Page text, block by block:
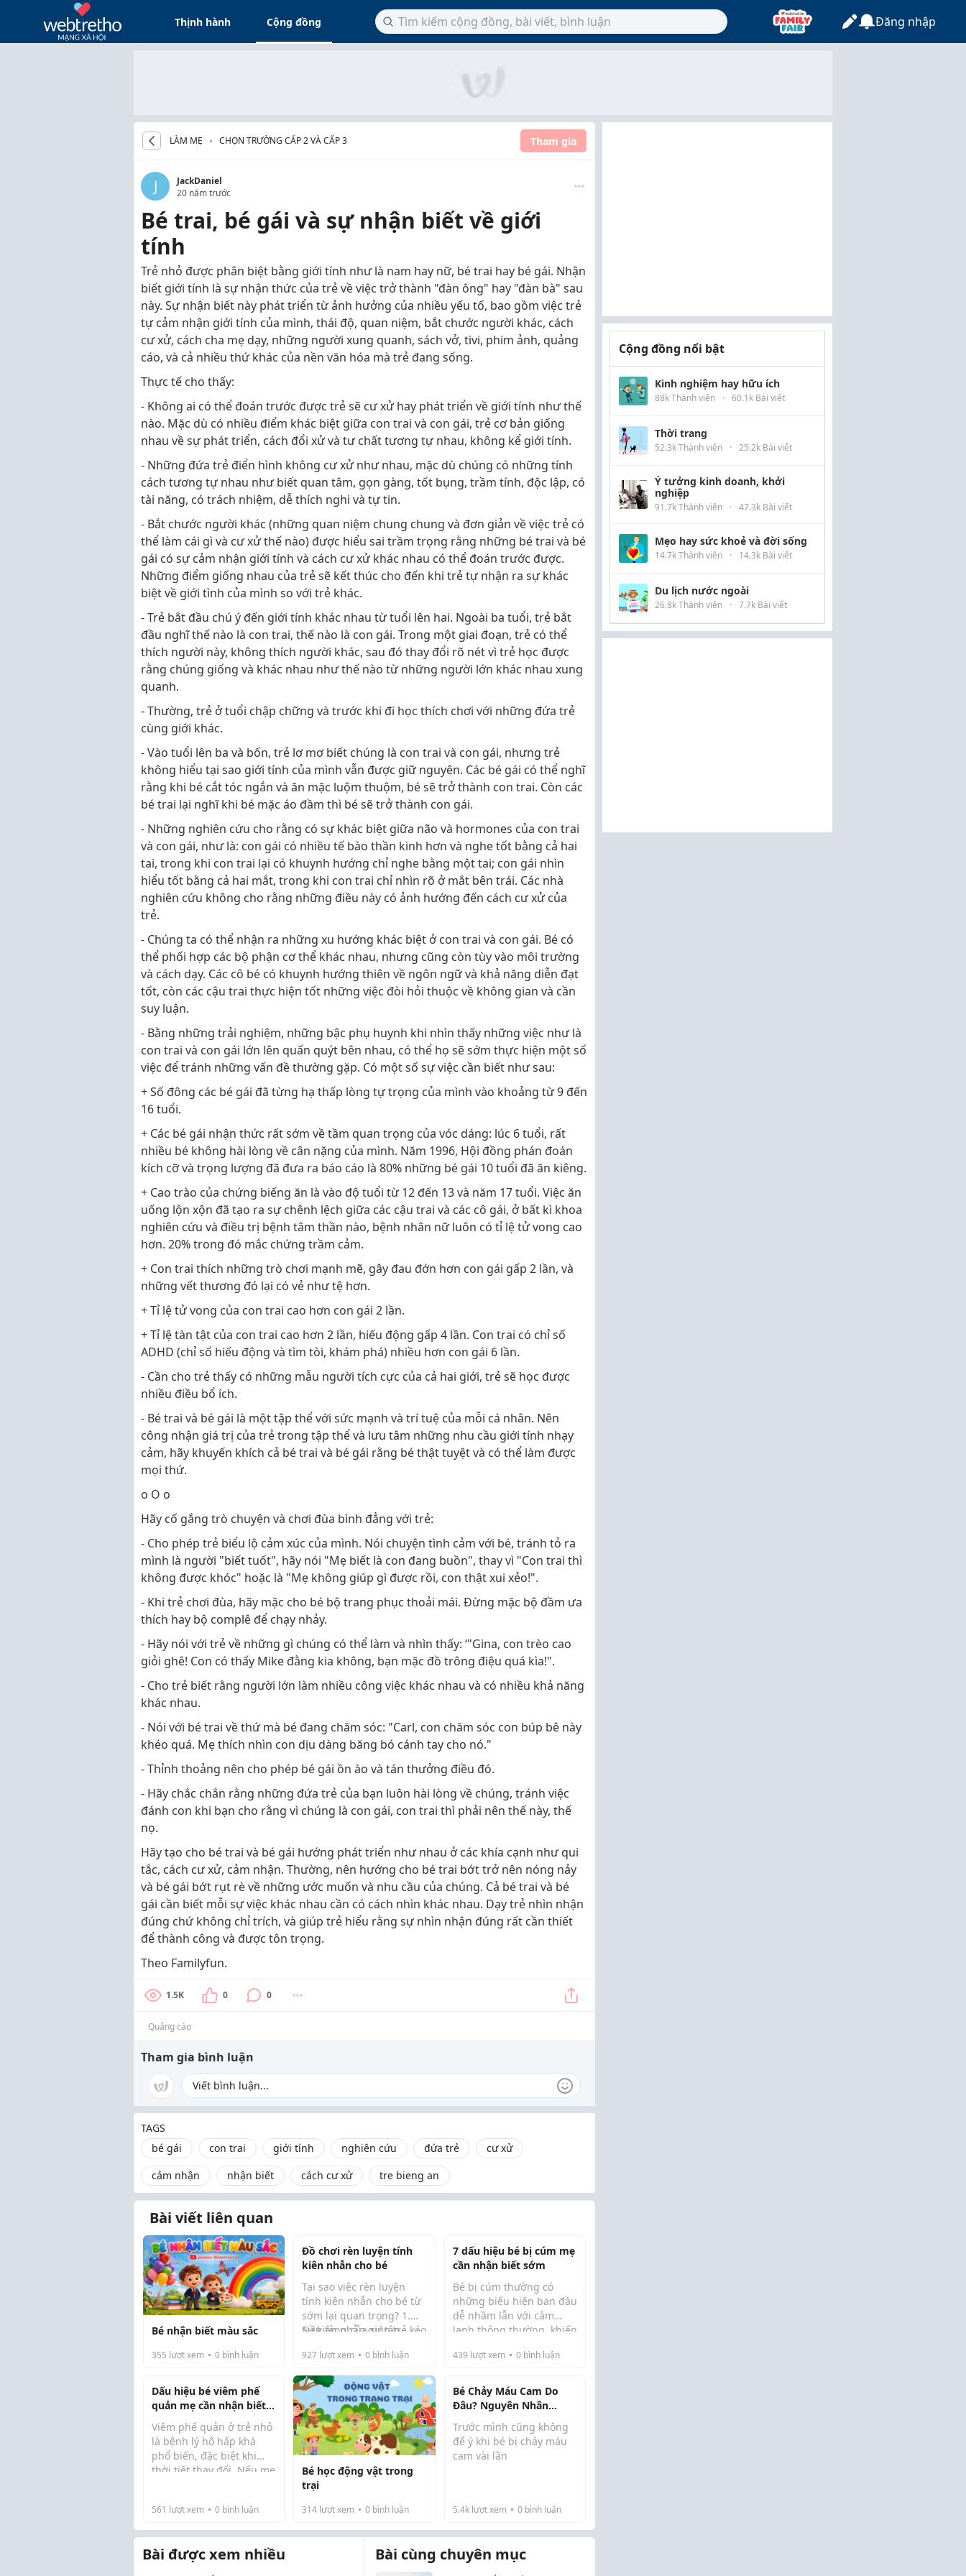
Thịnh hành Cộng đồng Đăng nhập
LÀM MẸ CHỌN TRƯỜNG CẤP 2 VÀ CẤP 3 Tham gia
J
JackDaniel
20 năm trước
Bé trai, bé gái và sự nhận biết về giới
tính
Trẻ nhỏ được phân biệt bằng giới tính như là nam hay nữ, bé trai hay bé gái. Nhận
biết giới tính là sự nhận thức của trẻ về việc trở thành "đàn ông" hay "đàn bà" sau
này. Sự nhận biết này phát triển từ ảnh hưởng của nhiều yếu tố, bao gồm việc trẻ
tự cảm nhận giới tính của mình, thái độ, quan niệm, bắt chước người khác, cách
cư xử, cách cha mẹ dạy, những người xung quanh, sách vở, tivi, phim ảnh, quảng
cáo, và cả nhiều thứ khác của nền văn hóa mà trẻ đang sống.
Thực tế cho thấy:
- Không ai có thể đoán trước được trẻ sẽ cư xử hay phát triển về giới tính như thế
nào. Mặc dù có nhiều điểm khác biệt giữa con trai và con gái, trẻ cơ bản giống
nhau về sự phát triển, cách đổi xử và tư chất tương tự nhau, không kể giới tính.
- Những đứa trẻ điển hình không cư xử như nhau, mặc dù chúng có những tính
cách tương tự nhau như biết quan tâm, gọn gàng, tốt bụng, trầm tính, độc lập, có
tài năng, có trách nhiệm, dễ thích nghi và tự tin.
- Bắt chước người khác (những quan niệm chung chung và đơn giản về việc trẻ có
thể làm cái gì và cư xử thế nào) được hiểu sai trầm trọng rằng những bé trai và bé
gái có sự cảm nhận giới tính và cách cư xử khác nhau có thể đoán trước được.
Những điểm giống nhau của trẻ sẽ kết thúc cho đến khi trẻ tự nhận ra sự khác
biệt về giới tình của mình so với trẻ khác.
- Trẻ bắt đầu chú ý đến giới tính khác nhau từ tuổi lên hai. Ngoài ba tuổi, trẻ bắt
đầu nghĩ thế nào là con trai, thế nào là con gái. Trong một giai đoạn, trẻ có thể
thích người này, không thích người khác, sau đó thay đổi rõ nét vì trẻ học được
rằng chúng giống và khác nhau như thế nào từ những người lớn khác nhau xung
quanh.
- Thường, trẻ ở tuổi chập chững và trước khi đi học thích chơi với những đứa trẻ
cùng giới khác.
- Vào tuổi lên ba và bốn, trẻ lơ mơ biết chúng là con trai và con gái, nhưng trẻ
không hiểu tại sao giới tính của mình vẫn được giữ nguyên. Các bé gái có thể nghĩ
rằng khi bé cắt tóc ngắn và ăn mặc luộm thuộm, bé sẽ trở thành con trai. Còn các
bé trai lại nghĩ khi bé mặc áo đầm thì bé sẽ trở thành con gái.
- Những nghiên cứu cho rằng có sự khác biệt giữa não và hormones của con trai
và con gái, như là: con gái có nhiều tế bào thần kinh hơn và nghe tốt bằng cả hai
tai, trong khi con trai lại có khuynh hướng chỉ nghe bằng một tai; con gái nhìn
hiểu tốt bằng cả hai mắt, trong khi con trai chỉ nhìn rõ ở mắt bên trái. Các nhà
nghiên cứu không cho rằng những điều này có ảnh hướng đến cách cư xử của
trẻ.
- Chúng ta có thể nhận ra những xu hướng khác biệt ở con trai và con gái. Bé có
thể phối hợp các bộ phận cơ thể khác nhau, nhưng cũng còn tùy vào môi trường
và cách dạy. Các cô bé có khuynh hướng thiên về ngôn ngữ và khả năng diễn đạt
tốt, còn các cậu trai thực hiện tốt những việc đòi hỏi thuộc về không gian và cần
suy luận.
- Bằng những trải nghiệm, những bậc phụ huynh khi nhìn thấy những việc như là
con trai và con gái lớn lên quấn quýt bên nhau, có thể họ sẽ sớm thực hiện một số
việc để tránh những vấn đề thường gặp. Có một số sự việc cần biết như sau:
+ Số đông các bé gái đã từng hạ thấp lòng tự trọng của mình vào khoảng từ 9 đến
16 tuổi.
+ Các bé gái nhận thức rất sớm về tầm quan trọng của vóc dáng: lúc 6 tuổi, rất
nhiều bé không hài lòng về cân nặng của mình. Năm 1996, Hội đồng phán đoán
kích cỡ và trọng lượng đã đưa ra báo cáo là 80% những bé gái 10 tuổi đã ăn kiêng.
+ Cao trào của chứng biếng ăn là vào độ tuổi từ 12 đến 13 và năm 17 tuổi. Việc ăn
uống lộn xộn đã tạo ra sự chênh lệch giữa các cậu trai và các cô gái, ở bất kì khoa
nghiên cứu và điều trị bệnh tâm thần nào, bệnh nhân nữ luôn có tỉ lệ tử vong cao
hơn. 20% trong đó mắc chứng trầm cảm.
+ Con trai thích những trò chơi mạnh mẽ, gây đau đớn hơn con gái gấp 2 lần, và
những vết thương đó lại có vẻ như tệ hơn.
+ Tỉ lệ tử vong của con trai cao hơn con gái 2 lần.
+ Tỉ lệ tàn tật của con trai cao hơn 2 lần, hiếu động gấp 4 lần. Con trai có chỉ số
ADHD (chỉ số hiếu động và tìm tòi, khám phá) nhiều hơn con gái 6 lần.
- Cần cho trẻ thấy có những mẫu người tích cực của cả hai giới, trẻ sẽ học được
nhiều điều bổ ích.
- Bé trai và bé gái là một tập thể với sức mạnh và trí tuệ của mỗi cá nhân. Nên
công nhận giá trị của trẻ trong tập thể và lưu tâm những nhu cầu giới tính nhạy
cảm, hãy khuyến khích cả bé trai và bé gái rằng bé thật tuyệt và có thể làm được
mọi thứ.
o O o
Hãy cố gắng trò chuyện và chơi đùa bình đẳng với trẻ:
- Cho phép trẻ biểu lộ cảm xúc của mình. Nói chuyện tình cảm với bé, tránh tỏ ra
mình là người "biết tuốt", hãy nói "Mẹ biết là con đang buồn", thay vì "Con trai thì
không được khóc" hoặc là "Mẹ không giúp gì được rồi, con thật xui xẻo!".
- Khi trẻ chơi đùa, hãy mặc cho bé bộ trang phục thoải mái. Đừng mặc bộ đầm ưa
thích hay bộ complê để chạy nhảy.
- Hãy nói với trẻ về những gì chúng có thể làm và nhìn thấy: ‘"Gina, con trèo cao
giỏi ghê! Con có thấy Mike đằng kia không, bạn mặc đồ trông điệu quá kìa!".
- Cho trẻ biết rằng người lớn làm nhiều công việc khác nhau và có nhiều khả năng
khác nhau.
- Nói với bé trai về thứ mà bé đang chăm sóc: "Carl, con chăm sóc con búp bê này
khéo quá. Mẹ thích nhìn con dịu dàng băng bó cánh tay cho nó."
- Thỉnh thoảng nên cho phép bé gái ồn ào và tán thưởng điều đó.
- Hãy chắc chắn rằng những đứa trẻ của bạn luôn hài lòng về chúng, tránh việc
đánh con khi bạn cho rằng vì chúng là con gái, con trai thì phải nên thế này, thế
nọ.
Hãy tạo cho bé trai và bé gái hướng phát triển như nhau ở các khía cạnh như qui
tắc, cách cư xử, cảm nhận. Thường, nên hướng cho bé trai bớt trở nên nóng nảy
và bé gái bớt rụt rè về những ước muốn và nhu cầu của chúng. Cả bé trai và bé
gái cần biết mỗi sự việc khác nhau cần có cách nhìn khác nhau. Dạy trẻ nhìn nhận
đúng chứ không chỉ trích, và giúp trẻ hiểu rằng sự nhìn nhận đúng rất cần thiết
để thành công và được tôn trọng.
Theo Familyfun.
1.5K 0 0
Quảng cáo
Tham gia bình luận
TAGS
bé gái
con trai giới tính nghiên cứu đứa trẻ
cư xử
cảm nhận
nhận biết cách cư xử tre bieng an
Bài viết liên quan
Bé nhận biết màu sắc
355 lượt xem 0 bình luận
Đồ chơi rèn luyện tính
kiên nhẫn cho bé
Tại sao việc rèn luyện
tính kiên nhẫn cho bé từ
sớm lại quan trọng? 1.
Nền tảng của sự tập
Sự kiên nhẫn giúp trẻ kéo
(attention span), yếu tố
quyết định đến k...
927 lượt xem 0 bình luận
7 dấu hiệu bé bị cúm mẹ
cần nhận biết sớm
Bé bị cúm thường có
những biểu hiện ban đầu
dễ nhầm lẫn với cảm
lạnh thông thường, khiến
không nhận biết sớm và
trạng có thể trở nên
nặng hơn và ảnh hưở...
439 lượt xem 0bình luận
Dấu hiệu bé viêm phế
quản mẹ cần nhận biết
sớm
Viêm phế quản ở trẻ nhỏ
là bệnh lý hô hấp khá
phổ biến, đặc biệt khi
thời tiết thay đổi. Nếu mẹ
nặng và ảnh hưởng đến
sức khỏe lâu dài. Mình có
đọc được...
561 lượt xem 0 bình luận
Bé học động vật trong
trại
314 lượt xem 0 bình luận
Bé Chảy Máu Cam Do
Đâu? Nguyên Nhân
Không Phải Ai Cũng Biết
Trước mình cũng không
để ý khi bé bị chảy máu
cam vài lần
bổ sung đúng thì cải
Mẹ nào đang gặp tình
trạng này có thể tham
khảo bài này: htt...
5.4klượt xem 0bình luận
Bài được xem nhiều Bài cùng chuyên mục
Cộng đồng nổi bật
Kinh nghiệm hay hữu ích
88k Thành viên · 60.1k Bài viết
Thời trang
52.3k Thành viên · 25.2k Bài viết
Ý tưởng kinh doanh, khởi
nghiệp
91.7k Thành viên · 47.3k Bài viết
Mẹo hay sức khoẻ và đời sống
14.7k Thành viên · 14.3k Bài viết
Du lịch nước ngoài
26.8k Thành viên · 7.7k Bài viết